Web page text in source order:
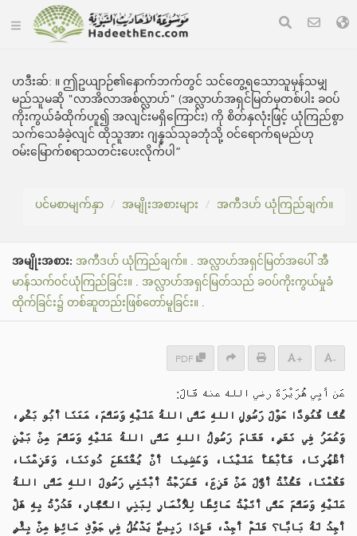
ဟဒီးဆ်: ။ ဤဥယျာဉ်၏နောက်ဘက်တွင် သင်တွေ့ရသောသူမှန်သမျှ
မည်သူမဆို "လာအိလာအစ်လ္လာဟ်" (အလ္လာဟ်အရှင်မြတ်မှတစ်ပါး ခဝပ်
ကိုးကွယ်ခံထိုက်ဟူ၍ အလျင်းမရှိကြောင်း) ကို စိတ်နှလုံးဖြင့် ယုံကြည်စွာ
သက်သေခံခဲ့လျင် ထိုသူအား ဂျန္နသ်သုခဘုံသို့ ဝင်ရောက်ရမည်ဟု
ဝမ်းမြောက်စရာသတင်းပေးလိုက်ပါ”
ပင်မစာမျက်နှာ အမျိုးအစားများ အကီဒဟ် ယုံကြည်ချက်။
အမျိုးအစား: အကီဒဟ် ယုံကြည်ချက်။ . အလ္လာဟ်အရှင်မြတ်အပေါ် အီ
မာန်သက်ဝင်ယုံကြည်ခြင်း။ . အလ္လာဟ်အရှင်မြတ်သည် ခဝပ်ကိုးကွယ်မှုခံ
ထိုက်ခြင်း၌ တစ်ဆူတည်းဖြစ်တော်မူခြင်း။ .
PDF + -
عَن أبِي هُرَيْرَةَ رضي الله عنه قَالَ:
كُنَّا قُعُودًا حَوْلَ رَسُولِ اللهِ صَلَّى اللهُ عَلَيْهِ وَسَلَّمَ، مَعَنَا أَبُو بَكْرٍ،
وَعُمَرُ فِي نَفَرٍ، فَقَامَ رَسُولُ اللهِ صَلَّى اللهُ عَلَيْهِ وَسَلَّمَ مِنْ بَيْنِ
أَظْهُرِنَا، فَأَبْطَأَ عَلَيْنَا، وَخَشِينَا أَنْ يُقْتَطَعَ دُونَنَا، وَفَزِعْنَا،
فَقُمْنَا، فَكُنْتُ أَوَّلَ مَنْ فَزِعَ، فَخَرَجْتُ أَبْتَغِي رَسُولَ اللهِ صَلَّى اللهُ
عَلَيْهِ وَسَلَّمَ حَتَّى أَتَيْتُ حَائِطًا لِلْأَنْصَارِ لِبَنِي النَّجَّارِ، فَدُرْتُ بِهِ هَلْ
أَجِدُ لَهُ بَابًا؟ فَلَمْ أَجِدْ، فَإِذَا رَبِيعٌ يَدْخُلُ فِي جَوْفِ حَائِطٍ مِنْ بِئْرٍ